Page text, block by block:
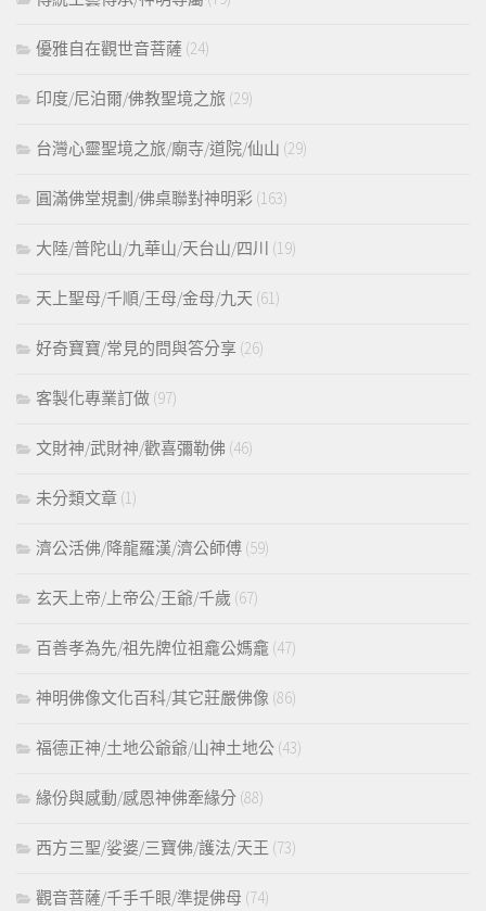
優雅自在觀世音菩薩 (24)
印度/尼泊爾/佛教聖境之旅 (29)
台灣心靈聖境之旅/廟寺/道院/仙山 (29)
圓滿佛堂規劃/佛桌聯對神明彩 (163)
大陸/普陀山/九華山/天台山/四川 (19)
天上聖母/千順/王母/金母/九天 (61)
好奇寶寶/常見的問與答分享 (26)
客製化專業訂做 (97)
文財神/武財神/歡喜彌勒佛 (46)
未分類文章 (1)
濟公活佛/降龍羅漢/濟公師傅 (59)
玄天上帝/上帝公/王爺/千歲 (67)
百善孝為先/祖先牌位祖龕公媽龕 (47)
神明佛像文化百科/其它莊嚴佛像 (86)
福德正神/土地公爺爺/山神土地公 (43)
緣份與感動/感恩神佛牽緣分 (88)
西方三聖/娑婆/三寶佛/護法/天王 (73)
觀音菩薩/千手千眼/準提佛母 (74)